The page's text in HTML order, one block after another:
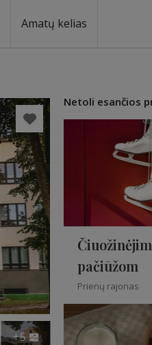
Amatų kelias
+5
Netoli esančios
pačiūžom
Prienų rajonas